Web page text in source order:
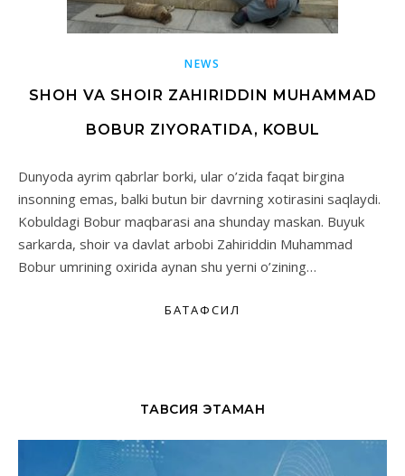
NEWS
SHOH VA SHOIR ZAHIRIDDIN MUHAMMAD
BOBUR ZIYORATIDA, KOBUL
Dunyoda ayrim qabrlar borki, ular o’zida faqat birgina
insonning emas, balki butun bir davrning xotirasini saqlaydi.
Kobuldagi Bobur maqbarasi ana shunday maskan. Buyuk
sarkarda, shoir va davlat arbobi Zahiriddin Muhammad
Bobur umrining oxirida aynan shu yerni o’zining…
БАТАФСИЛ
ТАВСИЯ ЭТАМАН